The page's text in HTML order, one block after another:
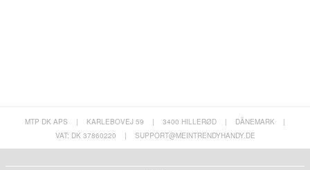
MTP DK APS | KARLEBOVEJ 59 | 3400 HILLERØD | DÄNEMARK
|
VAT: DK 37860220
| SUPPORT@MEINTRENDYHANDY.DE